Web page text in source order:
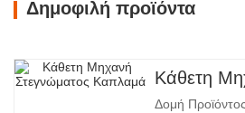
Δημοφιλή προϊόντα
Δομή